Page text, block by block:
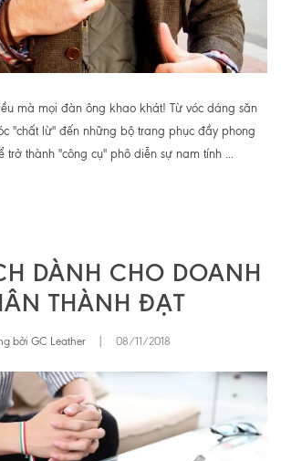
mà mọi đàn ông khao khát! Từ vóc dáng săn
"chất lừ" đến những bộ trang phục đầy phong
trở thành "công cụ" phô diễn sự nam tính ...
DÀNH CHO DOANH
THÀNH ĐẠT
bởi GC Leather 08/11/2018